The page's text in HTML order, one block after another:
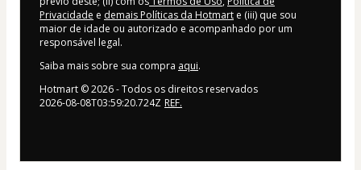
Privacidade e demais Políticas da Hotmart e (iii) que sou
maior de idade ou autorizado e acompanhado por um
responsável legal.
Saiba mais sobre sua compra aqui.
Hotmart ©2026- Todos os direitos reservados
2026-08-08T03:59:20.724Z REF.